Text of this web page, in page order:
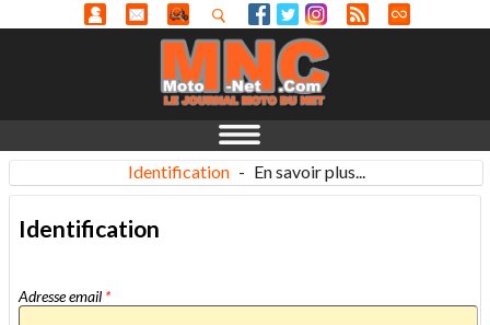
Identification - En savoir plus...
Identification
Adresse email *